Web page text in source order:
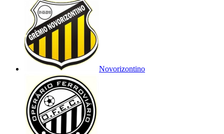
Novorizontino